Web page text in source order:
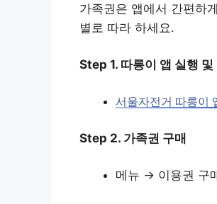
가족권은 앱에서 간편하
별로 따라 하세요.
Step 1. 따릉이 앱 실행 및
서울자전거 따릉이
Step 2. 가족권 구매
메뉴 → 이용권 구